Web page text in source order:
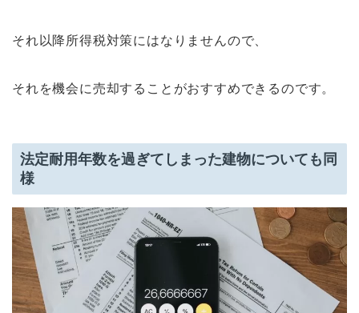
それ以降所得税対策にはなりませんので、
それを機会に売却することがおすすめできるのです。
法定耐用年数を過ぎてしまった建物についても同
様